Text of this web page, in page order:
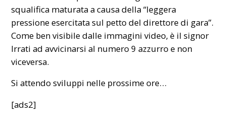
squalifica maturata a causa della “leggera
pressione esercitata sul petto del direttore di gara”.
Come ben visibile dalle immagini video, è il signor
Irrati ad avvicinarsi al numero 9 azzurro e non
viceversa.
Si attendo sviluppi nelle prossime ore…
[ads2]